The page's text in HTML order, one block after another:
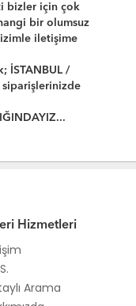
bizler için çok
bir olumsuz
iletişime
İSTANBUL /
siparişlerinizde
Hizmetleri
Arama